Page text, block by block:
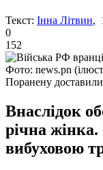
Текст: Інна Літвин,
0
152
Фото: news.pn
Поранену доставили
Внаслідок
річна жінка.
вибуховою